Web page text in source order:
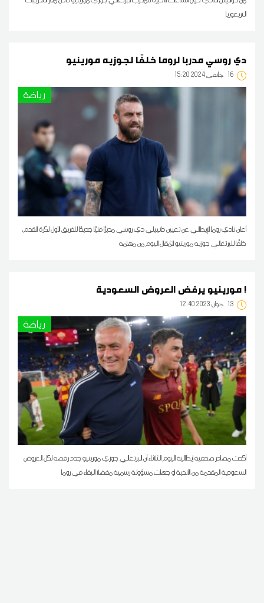
التريغوريا
دي روسي مدربا لروما خلفًا لجوزيه مورينيو
16 15:20 2024 جانفي
رياضة
أعلن نادي روما الإيطالي عن تعيين دانييلي دي روسي مديرًا فنيًا جديدًا للفريق الأول لكرة القدم،
خلفًا للبرتغالي جوزيه مورينيو المُقال اليوم من مهامه
مورينيو يرفض العروض السعودية !
13 12:40 2023 جوان
رياضة
أكدت مصادر صحفية إيطالية اليوم الثلاثاء أن البرتغالي جوزي مورينيو جدد رفضه لكل العروض
السعودية المقدمة من الأندية او جهات مسؤولة رسمية مفضلا البقاء في روما